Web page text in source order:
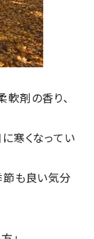
剤の香り、
寒くなってい
節も良い気分